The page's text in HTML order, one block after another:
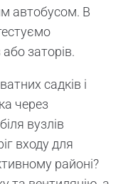
автобусом. В
заторів.
садків і
через
вузлів
входу для
районі?